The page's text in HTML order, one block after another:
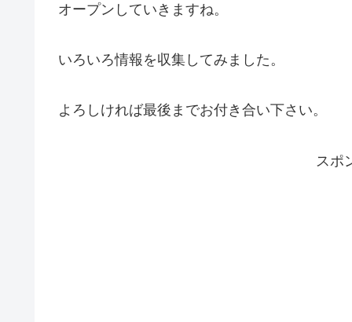
オープンしていきますね。
いろいろ情報を収集してみました。
よろしければ最後までお付き合い下さい。
スポ